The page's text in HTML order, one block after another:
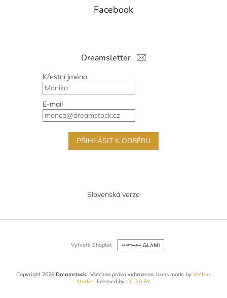
Facebook
Dreamsletter
Křestní jméno
E-mail
PŘIHLÁSIT K ODBĚRU
Slovenská verze
Vytvořil Shoptet
Copyright 2026 Dreamstock.. Všechna práva vyhrazena. Icons made by Vectors
Market, licensed by CC 3.0 BY